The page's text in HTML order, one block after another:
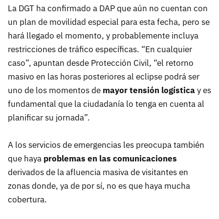
La DGT ha confirmado a DAP que aún no cuentan con
un plan de movilidad especial para esta fecha, pero se
hará llegado el momento, y probablemente incluya
restricciones de tráfico específicas. “En cualquier
caso”, apuntan desde Protección Civil, “el retorno
masivo en las horas posteriores al eclipse podrá ser
uno de los momentos de mayor tensión logísticay es
fundamental que la ciudadanía lo tenga en cuenta al
planificar su jornada”.
A los servicios de emergencias les preocupa también
que haya problemas en las comunicaciones
derivados de la afluencia masiva de visitantes en
zonas donde, ya de por sí, no es que haya mucha
cobertura.